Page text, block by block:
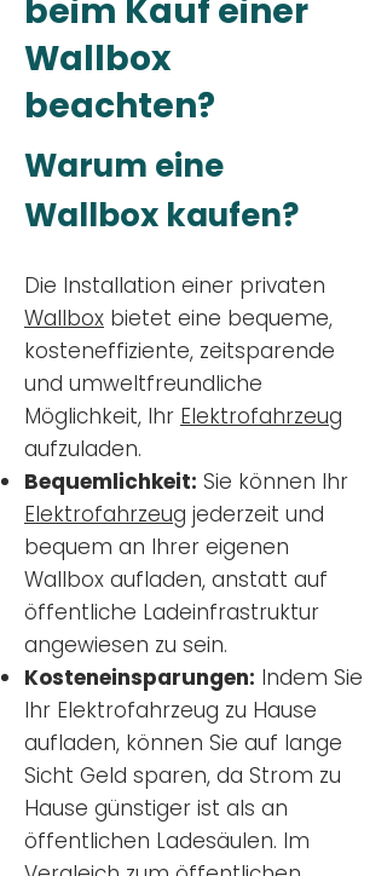
beim Kauf einer
Wallbox
beachten?
Warum eine
Wallbox kaufen?
Die Installation einer privaten
Wallbox bietet eine bequeme,
kosteneffiziente, zeitsparende
und umweltfreundliche
Möglichkeit, Ihr Elektrofahrzeug
aufzuladen.
Bequemlichkeit: Sie können Ihr
Elektrofahrzeug jederzeit und
bequem an Ihrer eigenen
Wallbox aufladen, anstatt auf
öffentliche Ladeinfrastruktur
angewiesen zu sein.
Kosteneinsparungen: Indem Sie
Ihr Elektrofahrzeug zu Hause
aufladen, können Sie auf lange
Sicht Geld sparen, da Strom zu
Hause günstiger ist als an
öffentlichen Ladesäulen. Im